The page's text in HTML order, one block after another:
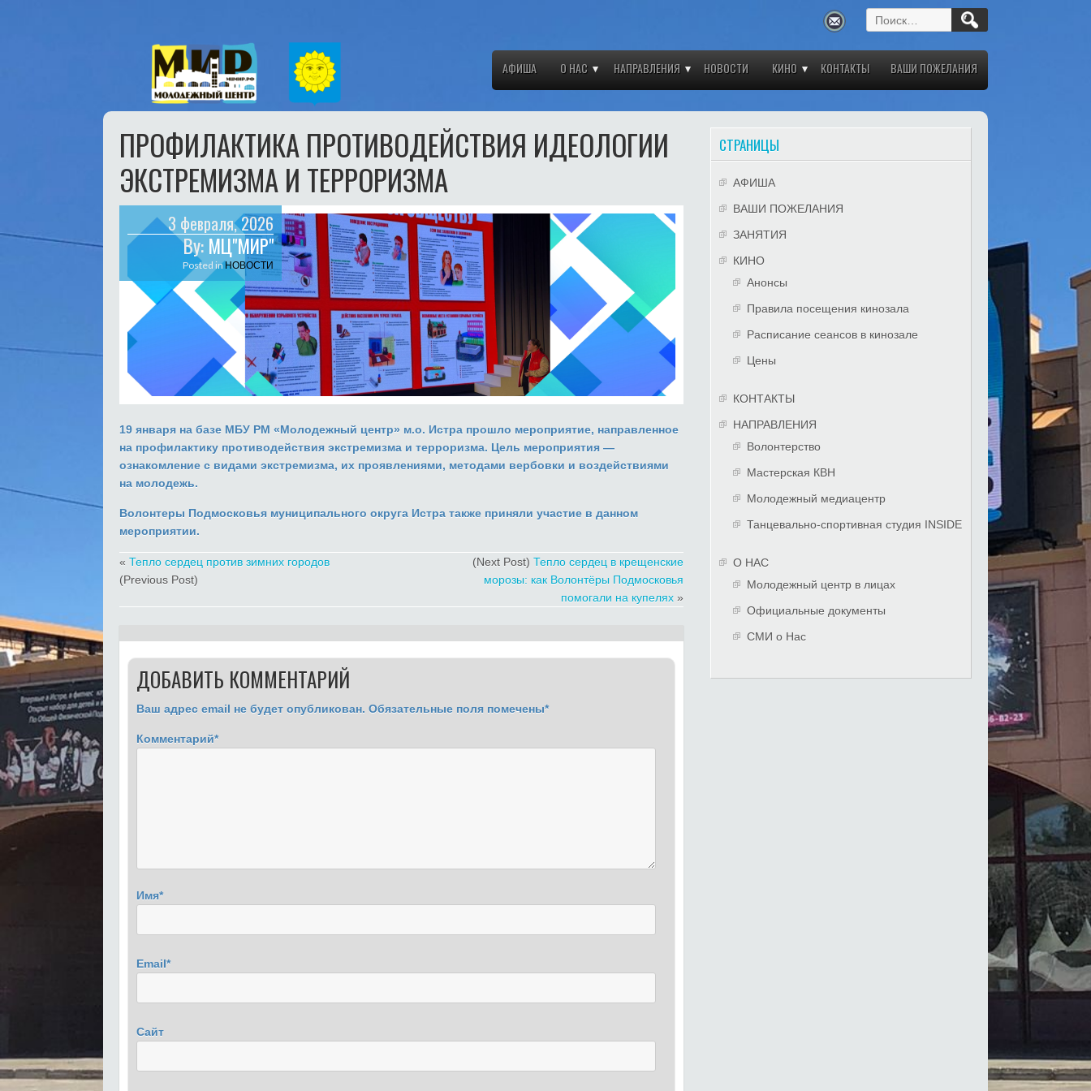
Найти:
АФИША О НАС НАПРАВЛЕНИЯ НОВОСТИ КИНО КОНТАКТЫ ВАШИ ПОЖЕЛАНИЯ
ПРОФИЛАКТИКА ПРОТИВОДЕЙСТВИЯ ИДЕОЛОГИИ
ЭКСТРЕМИЗМА И ТЕРРОРИЗМА
3 февраля, 2026
By: МЦ"МИР"
Posted inНОВОСТИ
19 января на базе МБУ РМ «Молодежный центр» м.о. Истра прошло мероприятие, направленное
на профилактику противодействия экстремизма и терроризма. Цель мероприятия —
ознакомление с видами экстремизма, их проявлениями, методами вербовки и воздействиями
на молодежь.
Волонтеры Подмосковья муниципального округа Истра также приняли участие в данном
мероприятии.
« Тепло сердец против зимних городов
(Previous Post)
(Next Post) Тепло сердец в крещенские
морозы: как Волонтёры Подмосковья
помогали на купелях »
ДОБАВИТЬ КОММЕНТАРИЙ
Ваш адрес email не будет опубликован. Обязательные поля помечены*
Комментарий*
Имя*
Email*
Сайт
СТРАНИЦЫ
АФИША
ВАШИ ПОЖЕЛАНИЯ
ЗАНЯТИЯ
КИНО
Анонсы
Правила посещения кинозала
Расписание сеансов в кинозале
Цены
КОНТАКТЫ
НАПРАВЛЕНИЯ
Волонтерство
Мастерская КВН
Молодежный медиацентр
Танцевально-спортивная студия INSIDE
О НАС
Молодежный центр в лицах
Официальные документы
СМИ о Нас